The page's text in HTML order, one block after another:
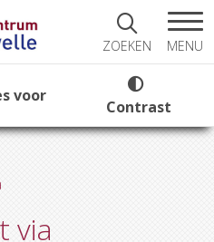
ZOEKEN MENU
voor
Contrast
via